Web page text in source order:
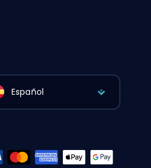
Español